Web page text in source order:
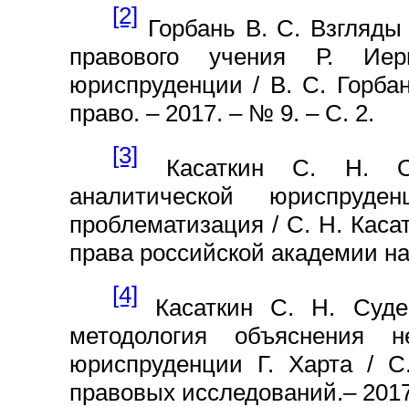
[2] Горбань В. С. Взгляды
правового учения Р.
юриспруденции / В. С.
право. – 2017. – № 9. – С. 2.
[3] Касаткин С. Н.
аналитической
проблематизация / С. Н.
права российской академии
[4] Касаткин С. Н.
методология объяснения
юриспруденции Г. Харта /
правовых исследований.–